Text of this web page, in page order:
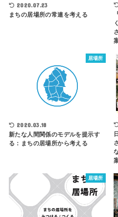
2020.07.23
まちの居場所の常連を考える
居場所
2020.03.18
新たな人間関係のモデルを提示す
る：まちの居場所から考える
居場所